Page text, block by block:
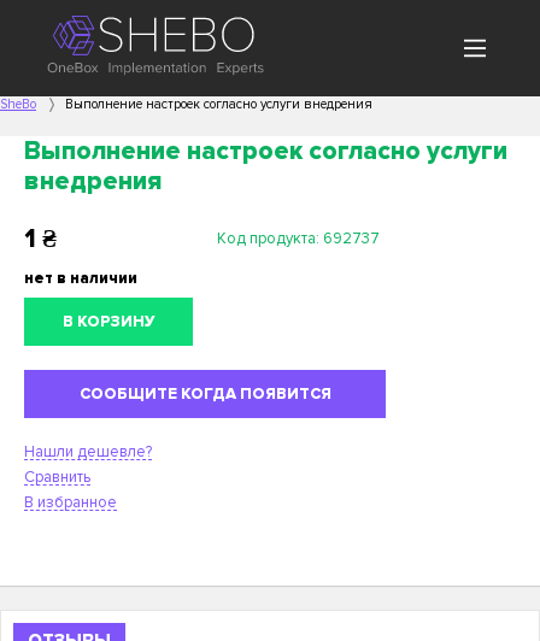
SheBo Выполнение настроек согласно услуги внедрения
Выполнение настроек согласно услуги
внедрения
1 ₴ Код продукта: 692737
нет в наличии
В КОРЗИНУ
СООБЩИТЕ КОГДА ПОЯВИТСЯ
Нашли дешевле?
Сравнить
В избранное